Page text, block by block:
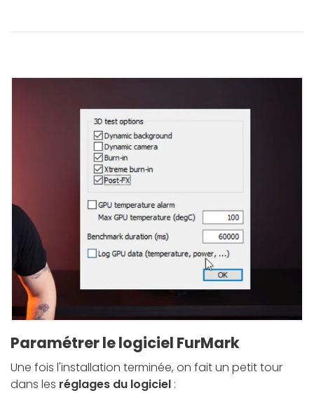
Paramétrer le logiciel FurMark
Une fois l'installation terminée, on fait un petit tour
dans les réglages du logiciel :